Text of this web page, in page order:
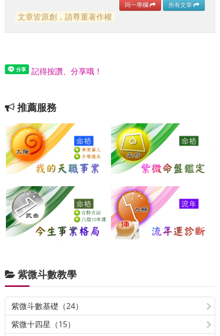
同一專欄 所有文章
文章皆原創，請尊重著作權
記得按讚、分享哦！
推薦服務
紫微斗數教學
紫微斗數基礎（24）
紫微十四星（15）